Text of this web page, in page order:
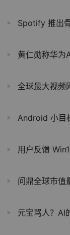
Spotify 推出
黄仁勋称华为AI
全球最大视频网站
Android 小目
用户反馈 Win10/
问鼎全球市值最高上
元宝骂人？AI